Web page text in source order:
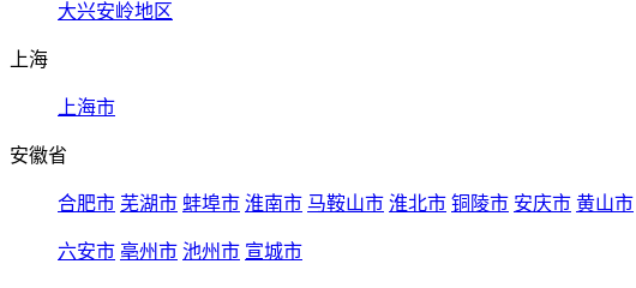
大兴安岭地区
上海
上海市
安徽省
合肥市 芜湖市 蚌埠市 淮南市 马鞍山市 淮北市 铜陵市 安庆市 黄山市
六安市 亳州市 池州市 宣城市